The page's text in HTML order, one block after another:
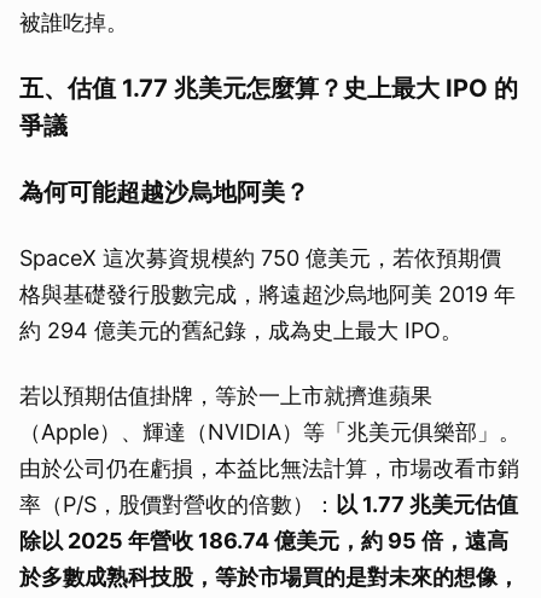
被誰吃掉。
五、估值 1.77 兆美元怎麼算？史上最大 IPO 的
爭議
為何可能超越沙烏地阿美？
SpaceX 這次募資規模約 750 億美元，若依預期價
格與基礎發行股數完成，將遠超沙烏地阿美 2019 年
約 294 億美元的舊紀錄，成為史上最大 IPO。
若以預期估值掛牌，等於一上市就擠進蘋果
（Apple）、輝達（NVIDIA）等「兆美元俱樂部」。
由於公司仍在虧損，本益比無法計算，市場改看市銷
率（P/S，股價對營收的倍數）： 以 1.77 兆美元估值
除以 2025 年營收 186.74 億美元，約 95 倍，遠高
於多數成熟科技股，等於市場買的是對未來的想像，